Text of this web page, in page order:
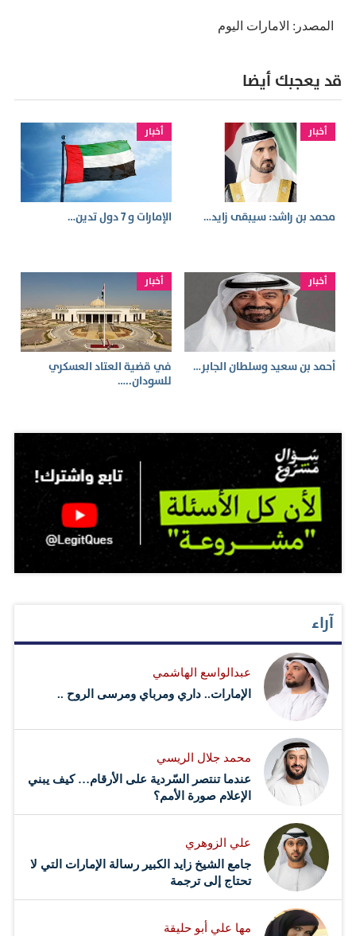
المصدر: الامارات اليوم
قد يعجبك أيضا
أخبار
محمد بن راشد: سيبقى زايد…
أخبار
الإمارات و 7 دول تدين…
أخبار
أحمد بن سعيد وسلطان الجابر…
أخبار
في قضية العتاد العسكري
للسودان..…
آراء
عبدالواسع الهاشمي
الإمارات.. داري ومرباي ومرسى الروح ..
محمد جلال الريسي
عندما تنتصر السّردية على الأرقام… كيف يبني
الإعلام صورة الأمم؟
علي الزوهري
جامع الشيخ زايد الكبير رسالة الإمارات التي لا
تحتاج إلى ترجمة
مها علي أبو حليقة